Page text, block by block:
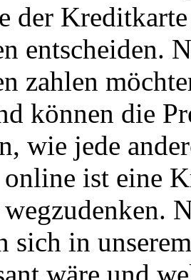
der
entscheiden.
zahlen
können die
wie jede
ist eine
sich in
wäre und